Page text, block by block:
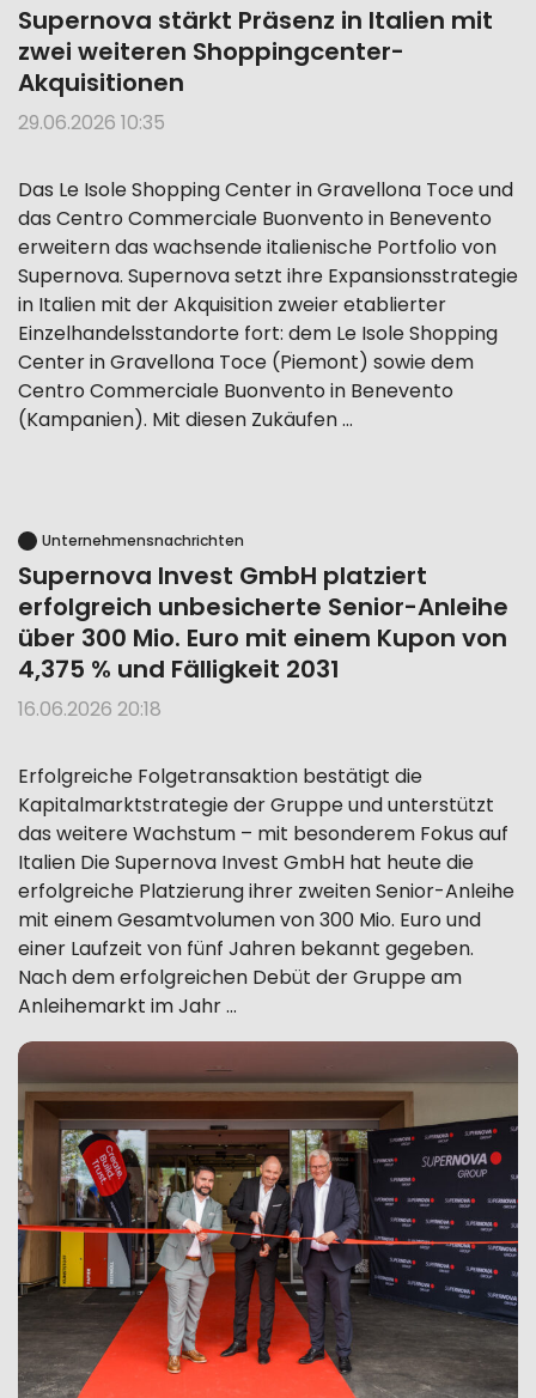
Supernova stärkt Präsenz in Italien mit
zwei weiteren Shoppingcenter-
Akquisitionen
29.06.2026 10:35
Das Le Isole Shopping Center in Gravellona Toce und
das Centro Commerciale Buonvento in Benevento
erweitern das wachsende italienische Portfolio von
Supernova. Supernova setzt ihre Expansionsstrategie
in Italien mit der Akquisition zweier etablierter
Einzelhandelsstandorte fort: dem Le Isole Shopping
Center in Gravellona Toce (Piemont) sowie dem
Centro Commerciale Buonvento in Benevento
(Kampanien). Mit diesen Zukäufen …
Unternehmensnachrichten
Supernova Invest GmbH platziert
erfolgreich unbesicherte Senior-Anleihe
über 300 Mio. Euro mit einem Kupon von
4,375 % und Fälligkeit 2031
16.06.2026 20:18
Erfolgreiche Folgetransaktion bestätigt die
Kapitalmarktstrategie der Gruppe und unterstützt
das weitere Wachstum – mit besonderem Fokus auf
Italien Die Supernova Invest GmbH hat heute die
erfolgreiche Platzierung ihrer zweiten Senior-Anleihe
mit einem Gesamtvolumen von 300 Mio. Euro und
einer Laufzeit von fünf Jahren bekannt gegeben.
Nach dem erfolgreichen Debüt der Gruppe am
Anleihemarkt im Jahr …